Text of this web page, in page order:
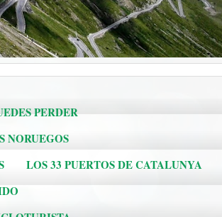
PERDER
NORUEGOS
LOS 33 PUERTOS DE CATALUNYA